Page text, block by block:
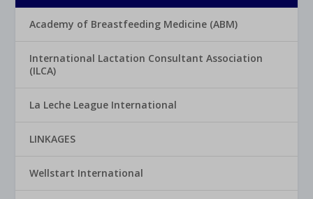
Academy of Breastfeeding Medicine (ABM)
International Lactation Consultant Association
(ILCA)
La Leche League International
LINKAGES
Wellstart International